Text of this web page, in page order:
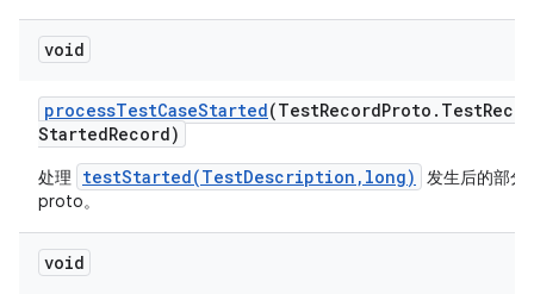
void
processTestCaseStarted(TestRecordProto . Test
StartedRecord)
处理 testStarted(TestDescription,long)
发生后的部分
proto。
void